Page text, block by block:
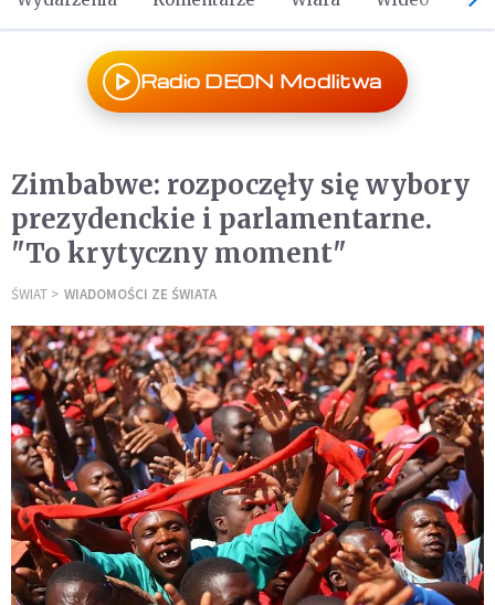
Radio DEON Modlitwa
Zimbabwe: rozpoczęły się wybory
prezydenckie i parlamentarne.
"To krytyczny moment"
ŚWIAT WIADOMOŚCI ZE ŚWIATA